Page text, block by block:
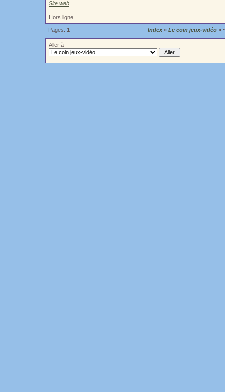
Site web
Hors ligne
Pages: 1 Index » Le coin jeux-vidéo »
Aller à